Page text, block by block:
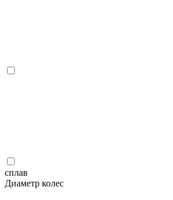
сплав
Диаметр колес